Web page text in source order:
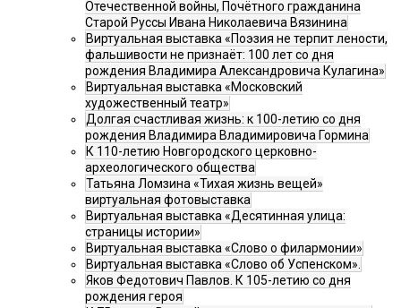
Отечественной войны, Почётного гражданина
Старой Руссы Ивана Николаевича Вязинина
Виртуальная выставка «Поэзия не терпит лености,
фальшивости не признаёт: 100 лет со дня
рождения Владимира Александровича Кулагина»
Виртуальная выставка «Московский
художественный театр»
Долгая счастливая жизнь: к 100-летию со дня
рождения Владимира Владимировича Гормина
К 110-летию Новгородского церковно-
археологического общества
Татьяна Ломзина «Тихая жизнь вещей»
виртуальная фотовыставка
Виртуальная выставка «Десятинная улица:
страницы истории»
Виртуальная выставка «Слово о филармонии»
Виртуальная выставка «Слово об Успенском».
Яков Федотович Павлов. К 105-летию со дня
рождения героя